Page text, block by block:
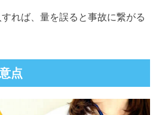
れば、量を誤ると事故に繋がる
点